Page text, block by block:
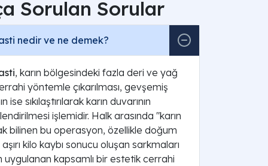
Sorulan Sorular
nedir ve ne demek?
, karın bölgesindeki fazla deri ve yağ
yöntemle çıkarılması, gevşemiş
ise sıkılaştırılarak karın duvarının
işlemidir. Halk arasında "karın
bilinen bu operasyon, özellikle doğum
kilo kaybı sonucu oluşan sarkmaları
uygulanan kapsamlı bir estetik cerrahi